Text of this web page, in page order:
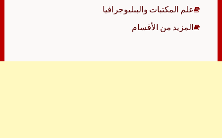
علم المكتبات والببليوجرافيا
المزيد من الأقسام